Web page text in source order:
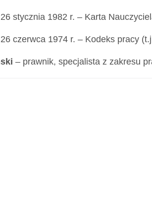
stycznia 1982 r. – Karta
czerwca 1974 r. – Kodeks pracy
– prawnik, specjalista z zakresu